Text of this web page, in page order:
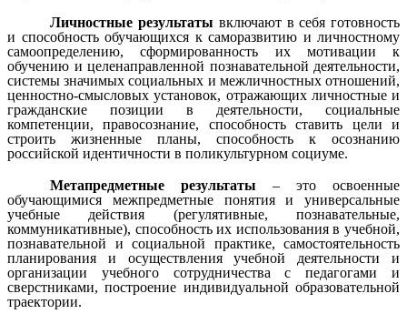
Личностные результаты включают в себя готовность
и способность обучающихся к саморазвитию и личностному
самоопределению, сформированность их мотивации к
обучению и целенаправленной познавательной деятельности,
системы значимых социальных и межличностных отношений,
ценностно-смысловых установок, отражающих личностные и
гражданские позиции в деятельности, социальные
компетенции, правосознание, способность ставить цели и
строить жизненные планы, способность к осознанию
российской идентичности в поликультурном социуме.
Метапредметные результаты – это освоенные
обучающимися межпредметные понятия и универсальные
учебные действия (регулятивные, познавательные,
коммуникативные), способность их использования в учебной,
познавательной и социальной практике, самостоятельность
планирования и осуществления учебной деятельности и
организации учебного сотрудничества с педагогами и
сверстниками, построение индивидуальной образовательной
траектории.